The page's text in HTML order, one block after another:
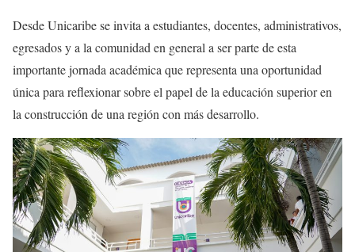
Desde Unicaribe se invita a estudiantes, docentes, administrativos,
egresados y a la comunidad en general a ser parte de esta
importante jornada académica que representa una oportunidad
única para reflexionar sobre el papel de la educación superior en
la construcción de una región con más desarrollo.